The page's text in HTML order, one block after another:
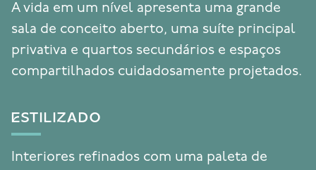
A vida em um nível apresenta uma grande
sala de conceito aberto, uma suíte principal
privativa e quartos secundários e espaços
compartilhados cuidadosamente projetados.
ESTILIZADO
Interiores refinados com uma paleta de